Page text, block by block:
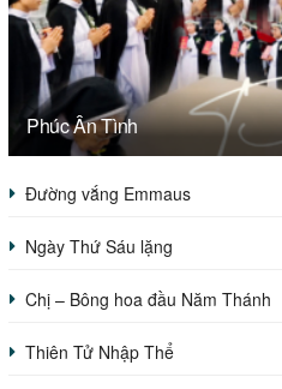
Phúc Ân Tình
Đường vắng Emmaus
Ngày Thứ Sáu lặng
Chị – Bông hoa đầu Năm Thánh
Thiên Tử Nhập Thể